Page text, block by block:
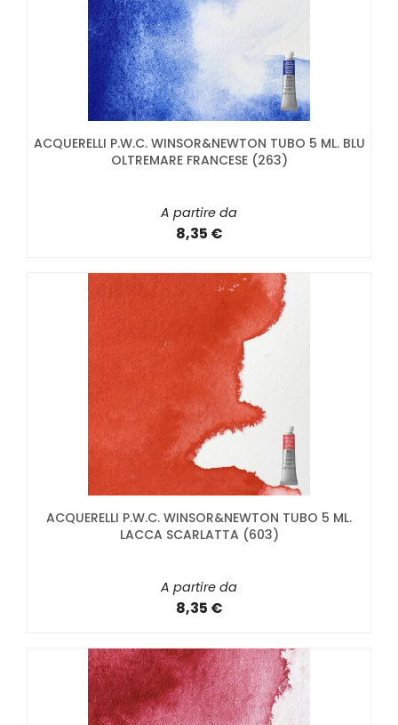
ACQUERELLI P.W.C. WINSOR&NEWTON TUBO 5 ML. BLU
OLTREMARE FRANCESE (263)
A partire da
8,35 €
ACQUERELLI P.W.C. WINSOR&NEWTON TUBO 5 ML.
LACCA SCARLATTA (603)
A partire da
8,35 €